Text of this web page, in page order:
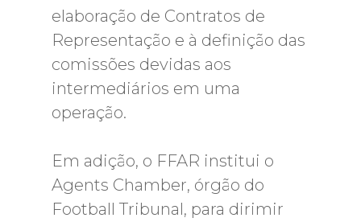
elaboração de Contratos de
Representação e à definição das
comissões devidas aos
intermediários em uma
operação.
Em adição, o FFAR institui o
Agents Chamber, órgão do
Football Tribunal, para dirimir